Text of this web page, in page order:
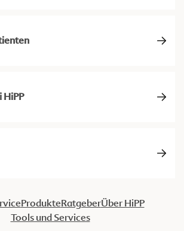
HiPP
ProdukteRatgeberÜber HiPP
Tools und Services